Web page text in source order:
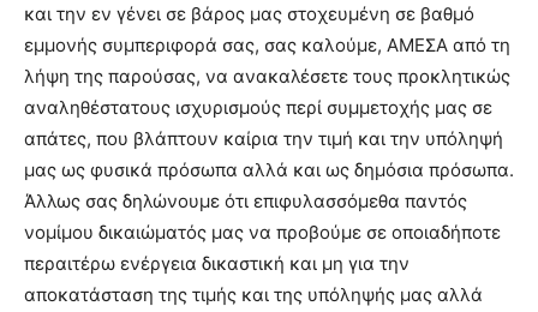
και την εν γένει σε βάρος μας στοχευμένη σε βαθμό
εμμονής συμπεριφορά σας, σας καλούμε, ΑΜΕΣΑ από τη
λήψη της παρούσας, να ανακαλέσετε τους προκλητικώς
αναληθέστατους ισχυρισμούς περί συμμετοχής μας σε
απάτες, που βλάπτουν καίρια την τιμή και την υπόληψή
μας ως φυσικά πρόσωπα αλλά και ως δημόσια πρόσωπα.
Άλλως σας δηλώνουμε ότι επιφυλασσόμεθα παντός
νομίμου δικαιώματός μας να προβούμε σε οποιαδήποτε
περαιτέρω ενέργεια δικαστική και μη για την
αποκατάσταση της τιμής και της υπόληψής μας αλλά